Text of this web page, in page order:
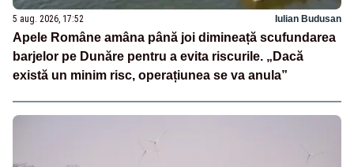
5 aug. 2026, 17:52 Iulian Budusan
Apele Române amâna până joi dimineață scufundarea
barjelor pe Dunăre pentru a evita riscurile. „Dacă
există un minim risc, operațiunea se va anula”